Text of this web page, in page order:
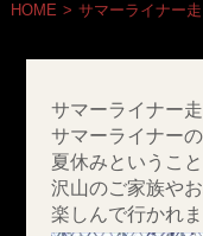
HOME > サマーライナー走
サマーライナー走
サマーライナー
夏休みというこ
沢山のご家族や
楽しんで行かれま